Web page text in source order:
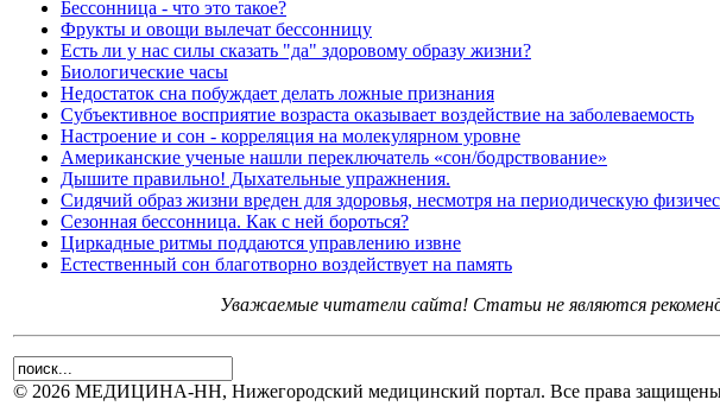
Бессонница - что это такое?
Фрукты и овощи вылечат бессонницу
Есть ли у нас силы сказать "да" здоровому образу жизни?
Биологические часы
Недостаток сна побуждает делать ложные признания
Субъективное восприятие возраста оказывает воздействие на заболеваемость
Настроение и сон - корреляция на молекулярном уровне
Американские ученые нашли переключатель «сон/бодрствование»
Дышите правильно! Дыхательные упражнения.
Сидячий образ жизни вреден для здоровья, несмотря на периодическую
Сезонная бессонница. Как с ней бороться?
Циркадные ритмы поддаются управлению извне
Естественный сон благотворно воздействует на память
Уважаемые читатели сайта! Статьи не являются
© 2026 МЕДИЦИНА-НН, Нижегородский медицинский портал. Все права